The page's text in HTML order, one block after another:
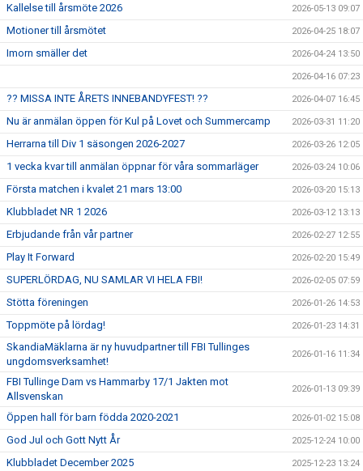
Kallelse till årsmöte 2026 2026-05-13 09:07
Motioner till årsmötet 2026-04-25 18:07
Imorn smäller det 2026-04-24 13:50
2026-04-16 07:23
?? MISSA INTE ÅRETS INNEBANDYFEST! ?? 2026-04-07 16:45
Nu är anmälan öppen för Kul på Lovet och Summercamp 2026-03-31 11:20
Herrarna till Div 1 säsongen 2026-2027 2026-03-26 12:05
1 vecka kvar till anmälan öppnar för våra sommarläger 2026-03-24 10:06
Första matchen i kvalet 21 mars 13:00 2026-03-20 15:13
Klubbladet NR 1 2026 2026-03-12 13:13
Erbjudande från vår partner 2026-02-27 12:55
Play It Forward 2026-02-20 15:49
SUPERLÖRDAG, NU SAMLAR VI HELA FBI! 2026-02-05 07:59
Stötta föreningen 2026-01-26 14:53
Toppmöte på lördag! 2026-01-23 14:31
SkandiaMäklarna är ny huvudpartner till FBI Tullinges
ungdomsverksamhet!
2026-01-16 11:34
FBI Tullinge Dam vs Hammarby 17/1 Jakten mot
Allsvenskan
2026-01-13 09:39
Öppen hall för barn födda 2020-2021 2026-01-02 15:08
God Jul och Gott Nytt År 2025-12-24 10:00
Klubbladet December 2025 2025-12-23 13:24